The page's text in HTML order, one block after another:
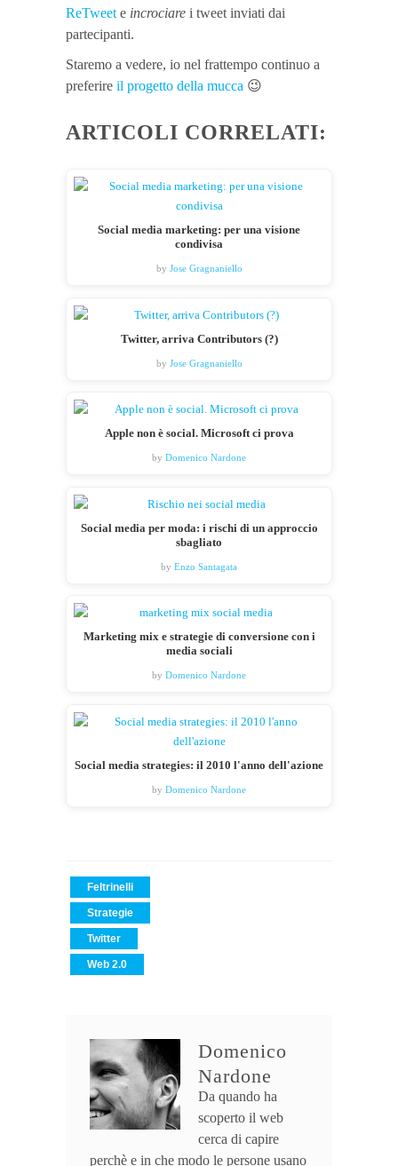
ReTweet e incrociare i tweet inviati dai
partecipanti.
Staremo a vedere, io nel frattempo continuo a
preferire il progetto della mucca 😉
ARTICOLI CORRELATI:
Social media marketing: per una visione
condivisa
by Jose Gragnaniello
Twitter, arriva Contributors (?)
by Jose Gragnaniello
Apple non è social. Microsoft ci prova
by Domenico Nardone
Social media per moda: i rischi di un approccio
sbagliato
by Enzo Santagata
Marketing mix e strategie di conversione con i
media sociali
by Domenico Nardone
Social media strategies: il 2010 l'anno dell'azione
by Domenico Nardone
Feltrinelli
Strategie
Twitter
Web 2.0
Domenico
Nardone
Da quando ha
scoperto il web
cerca di capire
perchè e in che modo le persone usano